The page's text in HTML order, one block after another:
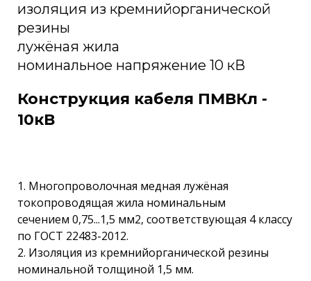
изоляция из кремнийорганической
резины
лужёная жила
номинальное напряжение 10 кВ
Конструкция кабеля ПМВКл -
10кВ
1. Многопроволочная медная лужёная
токопроводящая жила номинальным
сечением 0,75...1,5 мм2, соответствующая 4 классу
по ГОСТ 22483-2012.
2. Изоляция из кремнийорганической резины
номинальной толщиной 1,5 мм.